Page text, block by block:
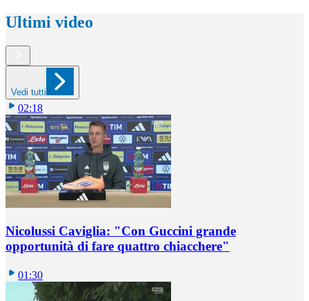
Ultimi video
Vedi tutti
02:18
Nicolussi Caviglia: "Con Guccini grande
opportunità di fare quattro chiacchere"
01:30